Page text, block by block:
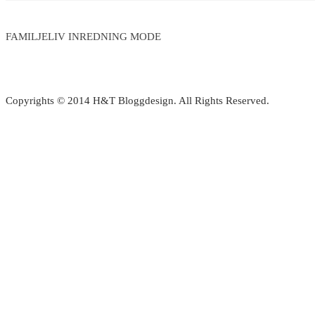
FAMILJELIV INREDNING MODE
Copyrights © 2014 H&T Bloggdesign. All Rights Reserved.